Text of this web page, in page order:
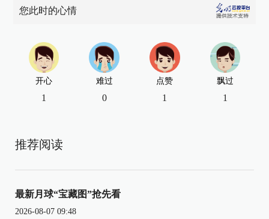
您此时的心情
开心
1
难过
0
点赞
1
飘过
1
推荐阅读
最新月球“宝藏图”抢先看
2026-08-07 09:48